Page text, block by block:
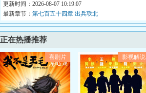
众...
更新时间：2026-08-07 10:19:07
最新章节： 第七百五十四章 出兵联北
正在热播推荐
喜剧片 影视解说